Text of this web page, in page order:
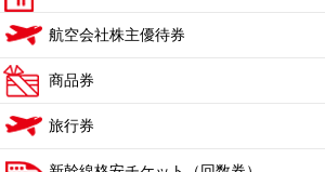
航空会社株主優待券
商品券
旅行券